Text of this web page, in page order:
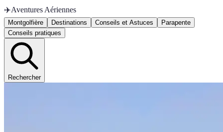
✈️Aventures Aériennes
Montgolfière Destinations Conseils et Astuces
Parapente
Conseils pratiques
Rechercher